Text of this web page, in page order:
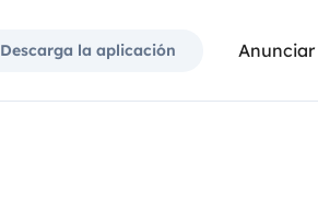
Descarga la aplicación